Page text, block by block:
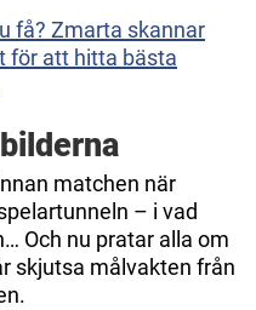
få? Zmarta skannar
för att hitta bästa
matchen när
– i vad
Och nu pratar alla om
skjutsa målvakten från